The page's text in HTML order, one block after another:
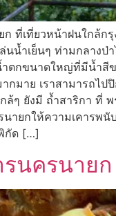
ที่เที่ยวหน้าฝนใกล้ก
นน้ำเย็นๆ ท่ามกลาง
ตกขนาดใหญ่ที่มีน้ำสี
กมาย เราสามารถไ
ล้ๆ ยังมี ถ้ำสาริกา ที่
ายกให้ความเคารพนั
กัด […]
นครนาย